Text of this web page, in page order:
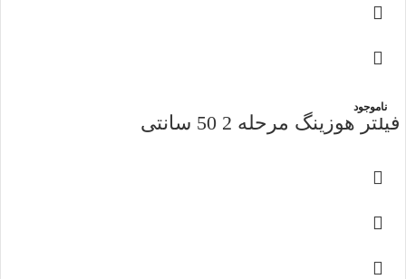
ناموجود
فیلتر هوزینگ مرحله 2 50 سانتی